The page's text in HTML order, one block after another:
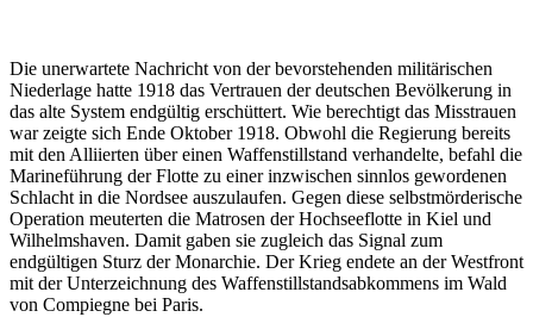
Die unerwartete Nachricht von der bevorstehenden militärischen
Niederlage hatte 1918 das Vertrauen der deutschen Bevölkerung in
das alte System endgültig erschüttert. Wie berechtigt das Misstrauen
war zeigte sich Ende Oktober 1918. Obwohl die Regierung bereits
mit den Alliierten über einen Waffenstillstand verhandelte, befahl die
Marineführung der Flotte zu einer inzwischen sinnlos gewordenen
Schlacht in die Nordsee auszulaufen. Gegen diese selbstmörderische
Operation meuterten die Matrosen der Hochseeflotte in Kiel und
Wilhelmshaven. Damit gaben sie zugleich das Signal zum
endgültigen Sturz der Monarchie. Der Krieg endete an der Westfront
mit der Unterzeichnung des Waffenstillstandsabkommens im Wald
von Compiegne bei Paris.